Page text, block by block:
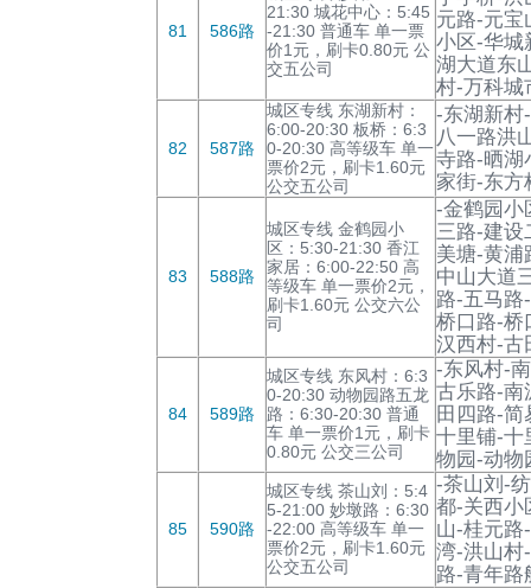
81 586路
21:30 城花中心：5:45
-21:30 普通车 单一票
价1元，刷卡0.80元 公
交五公司
元路-元宝
小区-华城
湖大道东
村-万科城
82 587路
城区专线 东湖新村：
6:00-20:30 板桥：6:3
0-20:30 高等级车 单一
票价2元，刷卡1.60元
公交五公司
-东湖新村
八一路洪
寺路-晒湖
家街-东方
83 588路
城区专线 金鹤园小
区：5:30-21:30 香江
家居：6:00-22:50 高
等级车 单一票价2元，
刷卡1.60元 公交六公
司
-金鹤园小
三路-建设
美塘-黄浦
中山大道
路-五马路
桥口路-桥
汉西村-古
84 589路
城区专线 东风村：6:3
0-20:30 动物园路五龙
路：6:30-20:30 普通
车 单一票价1元，刷卡
0.80元 公交三公司
-东风村-
古乐路-南
田四路-
十里铺-十
物园-动物
85 590路
城区专线 茶山刘：5:4
5-21:00 妙墩路：6:30
-22:00 高等级车 单一
票价2元，刷卡1.60元
公交五公司
-茶山刘-
都-关西小
山-桂元路
湾-洪山村
路-青年路